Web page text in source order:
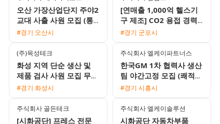
오산 가장산업단지 주야2
교대 사출 사원 모집 (통
근버스 운행 및 제수당 지
#경기 오산시
[연매출 1,000억 헬스기
구 제조] CO2 용접 경력
기사 모집 (일 16만원 / 장
#경기 군포시
(주)목성테크
화성 지역 단순 생산 및
제품 검사 사원 모집 무료
기숙사와 식사 제공
#경기 화성시
주식회사 엘케이파트너스
한국GM 1차 협력사 생산
팀 야간고정 모집 (쾌적한
환경/통근버스 운행)
#경기 시흥시
주식회사 골든테크
[시화공단] 프레스 전문
주식회사 엘케이솔루션
시화공단 자동차부품